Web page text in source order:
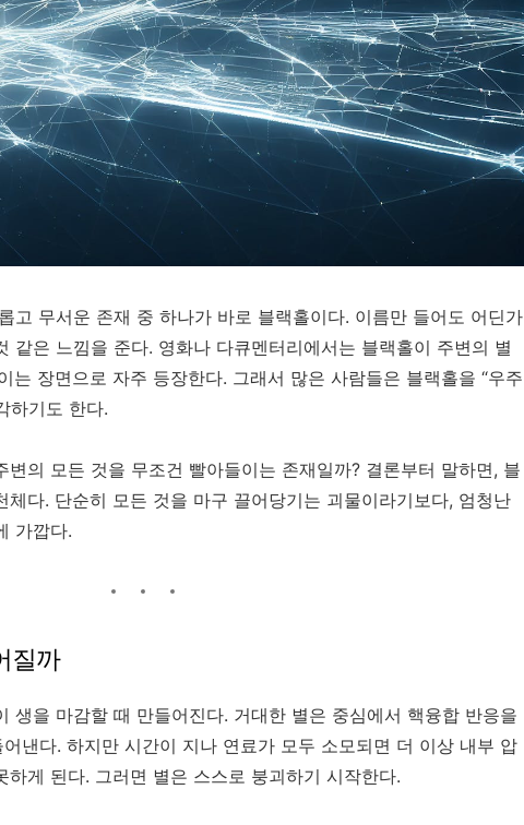
고 무서운 존재 중 하나가 바로 블랙홀이다. 이름만 들어도 어딘가
같은 느낌을 준다. 영화나 다큐멘터리에서는 블랙홀이 주변의 별
는 장면으로 자주 등장한다. 그래서 많은 사람들은 블랙홀을 “우주
하기도 한다.
변의 모든 것을 무조건 빨아들이는 존재일까? 결론부터 말하면, 블
체다. 단순히 모든 것을 마구 끌어당기는 괴물이라기보다, 엄청난
가깝다.
질까
생을 마감할 때 만들어진다. 거대한 별은 중심에서 핵융합 반응을
낸다. 하지만 시간이 지나 연료가 모두 소모되면 더 이상 내부 압
하게 된다. 그러면 별은 스스로 붕괴하기 시작한다.